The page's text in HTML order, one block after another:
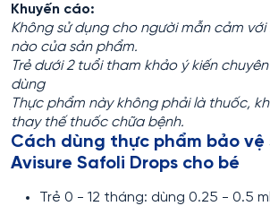
Khuyến cáo:
Không sử dụng cho người mẫn cảm
nào của sản phẩm.
Trẻ dưới 2 tuổi tham khảo ý kiến
dùng
Thực phẩm này không phải là thuốc,
thay thế thuốc chữa bệnh.
Cách dùng thực phẩm bảo vệ
Avisure Safoli Drops cho bé
Trẻ 0 - 12 tháng: dùng 0.25 - 0.5